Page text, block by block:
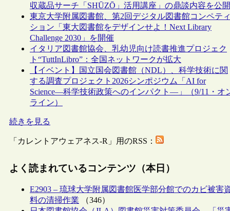
収蔵品サーチ「SHŪZŌ」活用講座」の鼎談内容を公開
東京大学附属図書館、第2回デジタル図書館コンペテ
ション「東大図書館をデザインせよ！Next Library
Challenge 2030」を開催
イタリア図書館協会、乳幼児向け読書推進プロジェク
ト“TuttInLibro”：全国ネットワークが拡大
【イベント】国立国会図書館（NDL）、科学技術に関
する調査プロジェクト2026シンポジウム「AI for
Science―科学技術政策へのインパクト―」（9/11・オ
ライン）
続きを見る
「カレントアウェアネス-R」用のRSS：
よく読まれているコンテンツ（本日）
E2903 – 琉球大学附属図書館医学部分館でのカビ被害
料の清掃作業 （346）